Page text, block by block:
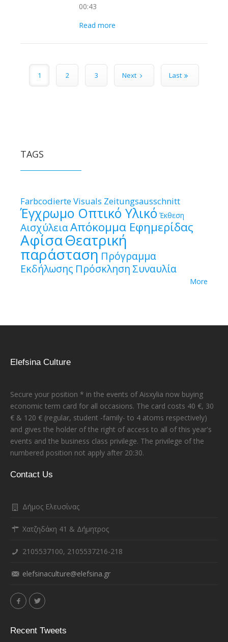
00:43
Read more
Pages
1 2 3 Next Last
TAGS
Farbcodierte Visuals Zeitungsausschnitt
Έγχρωμο Οπτικό Υλικό Έκθεση
ΑισχύλειαΑπόκομμα Εφημερίδας
ΑφίσαΘεατρική
παράσταση Πρόγραμμα
Εκδήλωσης Πρόσκληση Συναυλία
More
Elefsina Culture
Secure your position * in the events of Aisxylia now buying
economic term card for all occasions. The card costs 40 €, 30
€ & 120 € (regular, student -family- to 4 atoms respectively)
and gives the holder of the right of access to all of this year's
events and the business class privilege. The privilege of the
numbered position not apply after 20:30.
Contact Us
Δήμος Ελευσίνας
Χατζηδάκη 41 & Δήμητρος
2105537100, 2105537216-218
elefsinaculture@elefsina.gr
Recent Tweets